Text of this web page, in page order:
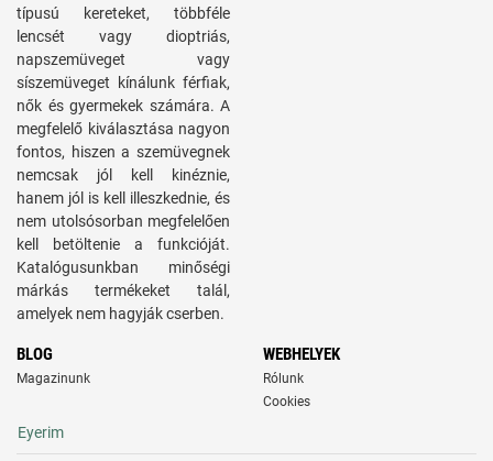
típusú kereteket, többféle
lencsét vagy dioptriás,
napszemüveget vagy
síszemüveget kínálunk férfiak,
nők és gyermekek számára. A
megfelelő kiválasztása nagyon
fontos, hiszen a szemüvegnek
nemcsak jól kell kinéznie,
hanem jól is kell illeszkednie, és
nem utolsósorban megfelelően
kell betöltenie a funkcióját.
Katalógusunkban minőségi
márkás termékeket talál,
amelyek nem hagyják cserben.
BLOG
Magazinunk
WEBHELYEK
Rólunk
Cookies
Eyerim